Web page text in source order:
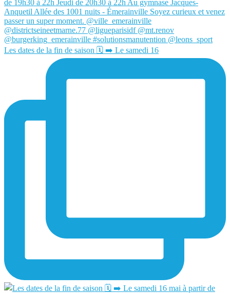
Les dates de la fin de saison 🗓️ ➡️ Le samedi 16